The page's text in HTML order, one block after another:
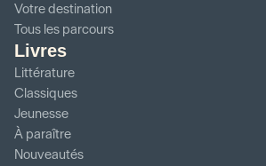
Votre destination
Tous les parcours
Livres
Littérature
Classiques
Jeunesse
À paraître
Nouveautés